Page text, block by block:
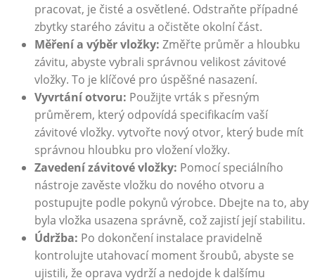
pracovat, je čisté a osvětlené. Odstraňte případné
zbytky starého závitu a očistěte okolní část.
Měření a výběr vložky: Změřte průměr a hloubku
závitu, abyste vybrali správnou velikost závitové
vložky. To je klíčové pro úspěšné nasazení.
Vyvrtání otvoru: Použijte vrták s přesným
průměrem, který odpovídá specifikacím vaší
závitové vložky. vytvořte nový otvor, který bude mít
správnou hloubku pro vložení vložky.
Zavedení závitové vložky: Pomocí speciálního
nástroje zavěste vložku do nového otvoru a
postupujte podle pokynů výrobce. Dbejte na to, aby
byla vložka usazena správně, což zajistí její stabilitu.
Údržba: Po dokončení instalace pravidelně
kontrolujte utahovací moment šroubů, abyste se
ujistili, že oprava vydrží a nedojde k dalšímu